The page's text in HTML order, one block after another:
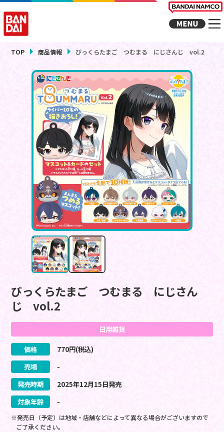
TOP 商品情報 びっくらたまご つむまる にじさんじ vol.2
びっくらたまご つむまる にじさん
じ vol.2
日用雑貨
価格 770円(税込)
売場
-
発売時期
2025年12月15日発売
対象年齢
-
※発売日（予定）は地域・店舗などによって異なる場合がございますので
ご了承ください。